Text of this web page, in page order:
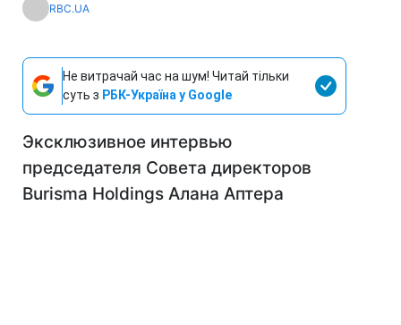
RBC.UA
Не витрачай час на шум! Читай тільки
суть з РБК-Україна у Google
Эксклюзивное интервью
председателя Совета директоров
Burisma Holdings Алана Аптера